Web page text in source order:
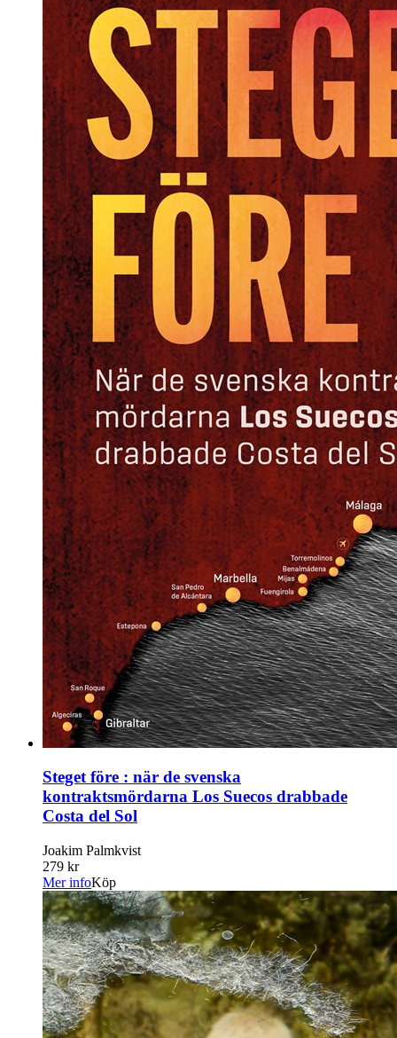
Steget före : när de svenska
kontraktsmördarna Los Suecos drabbade
Costa del Sol
Joakim Palmkvist
279 kr
Mer infoKöp